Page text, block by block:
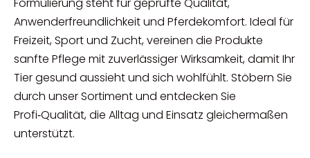
Anwenderfreundlichkeit und Pferdekomfort. Ideal für
Freizeit, Sport und Zucht, vereinen die Produkte
sanfte Pflege mit zuverlässiger Wirksamkeit, damit Ihr
Tier gesund aussieht und sich wohlfühlt. Stöbern Sie
durch unser Sortiment und entdecken Sie
Profi‑Qualität, die Alltag und Einsatz gleichermaßen
unterstützt.